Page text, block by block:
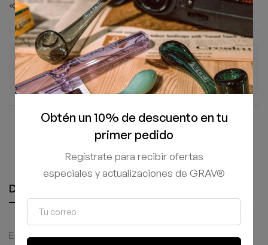
Compartir este producto
ENTREGA ESTIMADA
4–7 Ago
Días hábiles
ENVÍO GRATIS
+$1,500 MXN
En tu pedido
Compra 100% segura y protegida
Descripción
Embárcate en un viaje sensorial con la GRAV® Globe
Obtén un 10% de descuento en tu
primer pedido
Regístrate para recibir ofertas
especiales y actualizaciones de GRAV®